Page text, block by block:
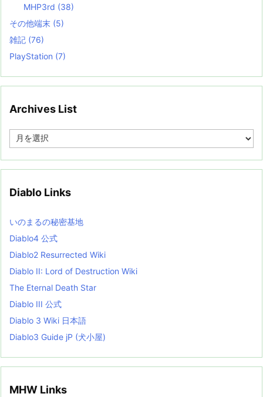
MHP3rd (38)
その他端末 (5)
雑記 (76)
PlayStation (7)
Archives List
e
i
s
t
Diablo Links
いのまるの秘密基地
Diablo4 公式
Diablo2 Resurrected Wiki
Diablo II: Lord of Destruction Wiki
The Eternal Death Star
Diablo III 公式
Diablo 3 Wiki 日本語
Diablo3 Guide jP (犬小屋)
MHW Links